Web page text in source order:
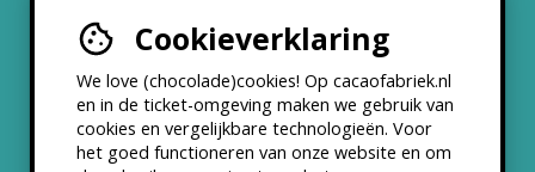
Cookieverklaring
We love (chocolade)cookies! Op cacaofabriek.nl
en in de ticket-omgeving maken we gebruik van
cookies en vergelijkbare technologieën. Voor
het goed functioneren van onze website en om
Werken bij
Partners & Samenwerkingen
ANBI status